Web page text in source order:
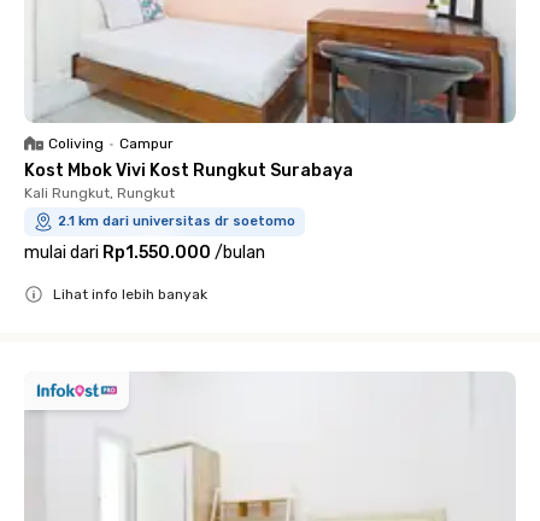
Coliving • Campur
Kost Mbok Vivi Kost Rungkut Surabaya
Kali Rungkut, Rungkut
2.1 km dari universitas dr soetomo
mulai dari Rp1.550.000 /bulan
Lihat info lebih banyak